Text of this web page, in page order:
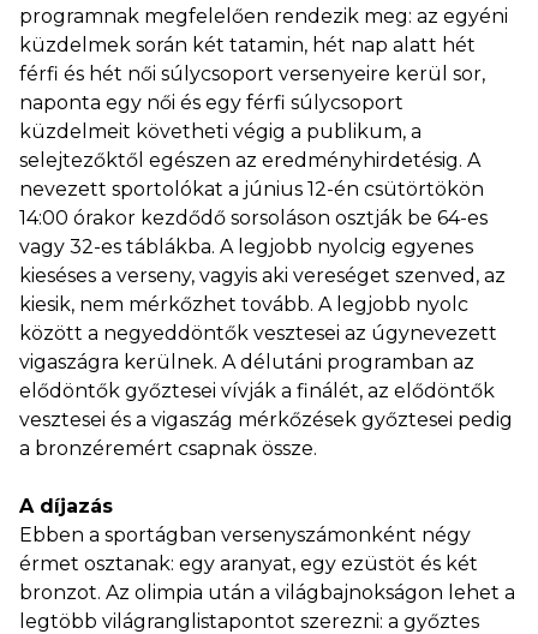
programnak megfelelően rendezik meg: az egyéni
küzdelmek során két tatamin, hét nap alatt hét
férfi és hét női súlycsoport versenyeire kerül sor,
naponta egy női és egy férfi súlycsoport
küzdelmeit követheti végig a publikum, a
selejtezőktől egészen az eredményhirdetésig. A
nevezett sportolókat a június 12-én csütörtökön
14:00 órakor kezdődő sorsoláson osztják be 64-es
vagy 32-es táblákba. A legjobb nyolcig egyenes
kieséses a verseny, vagyis aki vereséget szenved, az
kiesik, nem mérkőzhet tovább. A legjobb nyolc
között a negyeddöntők vesztesei az úgynevezett
vigaszágra kerülnek. A délutáni programban az
elődöntők győztesei vívják a finálét, az elődöntők
vesztesei és a vigaszág mérkőzések győztesei pedig
a bronzéremért csapnak össze.
A díjazás
Ebben a sportágban versenyszámonként négy
érmet osztanak: egy aranyat, egy ezüstöt és két
bronzot. Az olimpia után a világbajnokságon lehet a
legtöbb világranglistapontot szerezni: a győztes